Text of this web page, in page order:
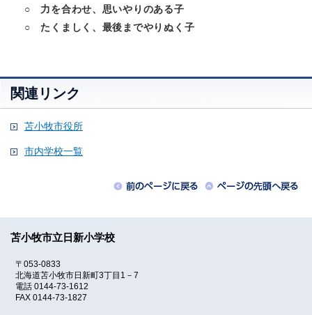
○ 力を合わせ、思いやりのある子
○ たくましく、最後までやりぬく子
関連リンク
苫小牧市役所
市内学校一覧
苫小牧市立日新小学校
〒053-0833
北海道苫小牧市日新町3丁目1－7
電話 0144-73-1612
FAX 0144-73-1827